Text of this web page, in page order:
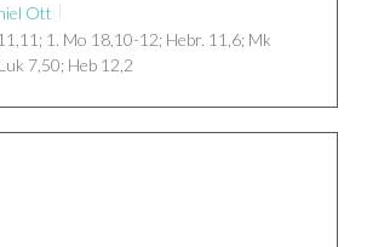
Ott
1. Mo 18,10-12; Hebr. 11,6; Mk
7,50; Heb 12,2